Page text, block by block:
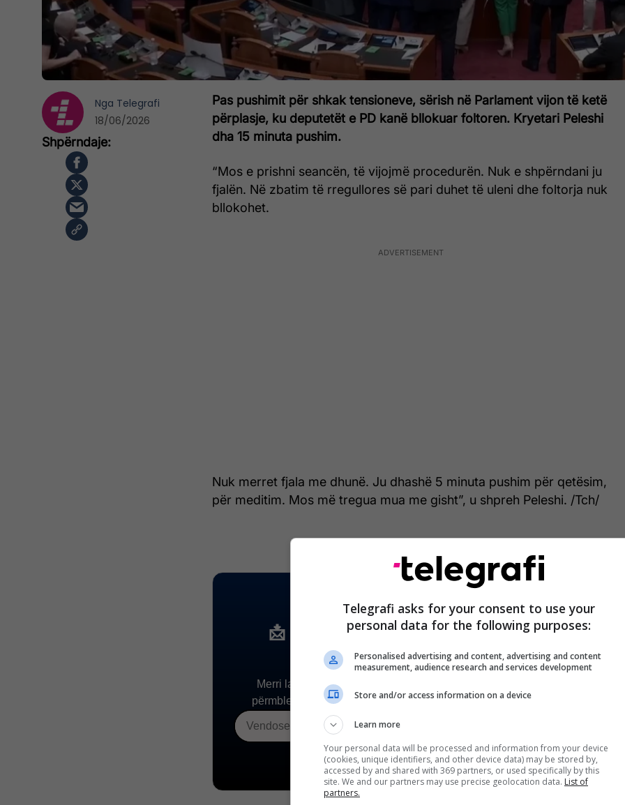
Pas pushimit për shkak tensioneve, sërish në Parlament vijon të ketë
përplasje, ku deputetët e PD kanë bllokuar foltoren. Kryetari Peleshi
dha 15 minuta pushim.
“Mos e prishni seancën, të vijojmë procedurën. Nuk e shpërndani ju
fjalën. Në zbatim të rregullores së pari duhet të uleni dhe foltorja nuk
bllokohet.
Nuk merret fjala me dhunë. Ju dhashë 5 minuta pushim për qetësim,
për meditim. Mos më tregua mua me gisht”, u shpreh Peleshi. /Tch/
Nga Telegrafi
18/06/2026
Telegrafi asks for your consent to use your
personal data for the following purposes:
Personalised advertising and content, advertising and content
measurement, audience research and services development
Store and/or access information on a device
Learn more
Your personal data will be processed and information from your device
(cookies, unique identifiers, and other device data) may be stored by,
accessed by and shared with 369 partners, or used specifically by this
site. We and our partners may use precise geolocation data. List of
partners.